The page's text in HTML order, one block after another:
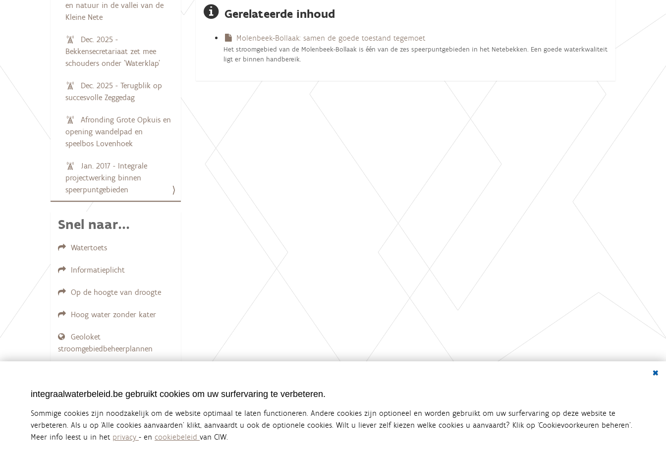
Gerelateerde inhoud
Molenbeek-Bollaak: samen de goede toestand tegemoet
Het stroomgebied van de Molenbeek-Bollaak is één van de zes speerpuntgebieden in het Netebekken. Een goede waterkwaliteit
ligt er binnen handbereik.
en natuur in de vallei van de
Kleine Nete
Dec. 2025 -
Bekkensecretariaat zet mee
schouders onder 'Waterklap'
Dec. 2025 - Terugblik op
succesvolle Zeggedag
Afronding Grote Opkuis en
opening wandelpad en
speelbos Lovenhoek
Jan. 2017 - Integrale
projectwerking binnen
speerpuntgebieden
Snel naar...
Watertoets
Informatieplicht
Op de hoogte van droogte
Hoog water zonder kater
Geoloket
stroomgebiedbeheerplannen
integraalwaterbeleid.be gebruikt cookies om uw surfervaring te verbeteren.
Sommige cookies zijn noodzakelijk om de website optimaal te laten functioneren. Andere cookies zijn optioneel en worden gebruikt om uw surfervaring op deze website te
verbeteren. Als u op ‘Alle cookies aanvaarden’ klikt, aanvaardt u ook de optionele cookies. Wilt u liever zelf kiezen welke cookies u aanvaardt? Klik op ‘Cookievoorkeuren beheren’.
Meer info leest u in het privacy - en cookiebeleid van CIW.
Integraalwaterbeleid.be is een officiële website van de Vlaamse overheid